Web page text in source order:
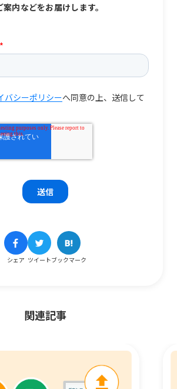
案内などをお届けします。
シェア ツイートブックマーク
関連記事